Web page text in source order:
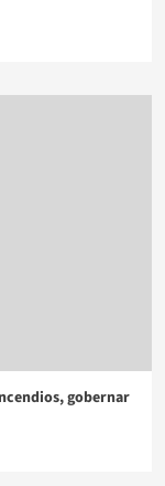
gobernar